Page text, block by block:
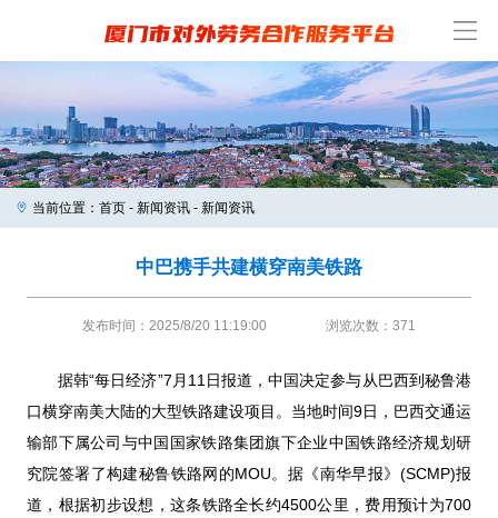
当前位置： 首页 - 新闻资讯 - 新闻资讯
中巴携手共建横穿南美铁路
发布时间：2025/8/20 11:19:00 浏览次数：371
据韩“每日经济”7月11日报道，中国决定参与从巴西到秘鲁港
口横穿南美大陆的大型铁路建设项目。当地时间9日，巴西交通运
输部下属公司与中国国家铁路集团旗下企业中国铁路经济规划研
究院签署了构建秘鲁铁路网的MOU。据《南华早报》(SCMP)报
道，根据初步设想，这条铁路全长约4500公里，费用预计为700